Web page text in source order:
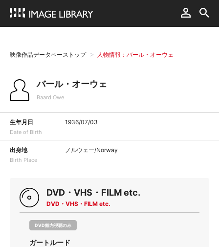
映像作品データベーストップ 人物情報：バール・オーウェ
バール・オーウェ
Baard Owe
生年月日
Date of Birth
1936/07/03
出身地
Birth Place
ノルウェー/Norway
DVD・VHS・FILM etc.
DVD・VHS・FILM etc.
DVD館内視聴のみ
ガートルード